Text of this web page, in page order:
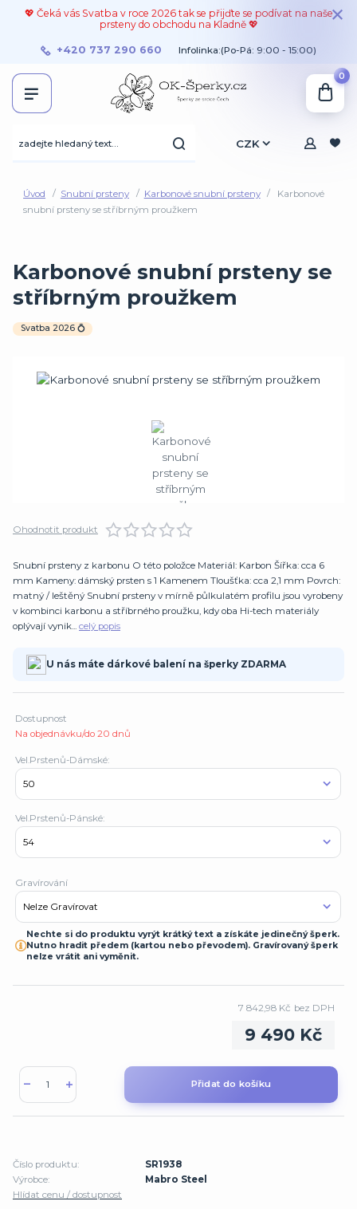
💖 Čeká vás Svatba v roce 2026 tak se přijďte se podívat na naše
prsteny do obchodu na Kladně 💖
CZK
+420 737 290 660 Infolinka:(Po-Pá: 9:00 - 15:00)
0
Úvod Snubní prsteny Karbonové snubní prsteny
Karbonové
snubní prsteny se stříbrným proužkem
Karbonové snubní prsteny se
stříbrným proužkem
Svatba 2026 💍
Ohodnotit produkt
Snubní prsteny z karbonu O této položce Materiál: Karbon Šířka: cca 6
mm Kameny: dámský prsten s 1 Kamenem Tloušťka: cca 2,1 mm Povrch:
matný / leštěný Snubní prsteny v mírně půlkulatém profilu jsou vyrobeny
v kombinci karbonu a stříbrného proužku, kdy oba Hi-tech materiály
oplývají vynik... celý popis
U nás máte dárkové balení na šperky ZDARMA
Dostupnost
Na objednávku/do 20 dnů
Vel.Prstenů-Dámské:
Vel.Prstenů-Pánské:
Gravírování
Nechte si do produktu vyrýt krátký text a získáte jedinečný šperk.
Nutno hradit předem (kartou nebo převodem). Gravírovaný šperk
nelze vrátit ani vyměnit.
9 490 Kč
7 842,98 Kč bez DPH
Přidat do košíku
Číslo produktu:
SR1938
Výrobce:
Mabro Steel
Hlídat cenu / dostupnost